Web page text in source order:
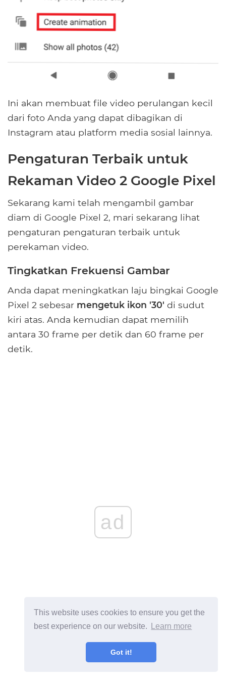
This website uses cookies to ensure you get the
best experience on our website.
Learn more
Got it!
Ini akan membuat file video perulangan kecil
dari foto Anda yang dapat dibagikan di
Instagram atau platform media sosial lainnya.
Pengaturan Terbaik untuk
Rekaman Video 2 Google Pixel
Sekarang kami telah mengambil gambar
diam di Google Pixel 2, mari sekarang lihat
pengaturan pengaturan terbaik untuk
perekaman video.
Tingkatkan Frekuensi Gambar
Anda dapat meningkatkan laju bingkai Google
Pixel 2 sebesar mengetuk ikon '30' di sudut
kiri atas. Anda kemudian dapat memilih
antara 30 frame per detik dan 60 frame per
detik.
ad